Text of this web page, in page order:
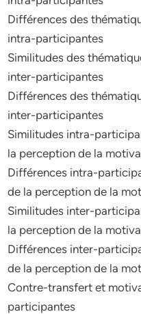
Différences des
intra-participantes
Similitudes des
inter-participantes
Différences des
inter-participantes
Similitudes intra-
la perception de la
Différences intra-
de la perception de la
Similitudes inter-
la perception de la
Différences inter-
de la perception de la
Contre-transfert et
participantes